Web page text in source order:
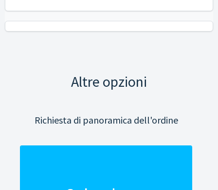
Altre opzioni
Richiesta di panoramica dell'ordine